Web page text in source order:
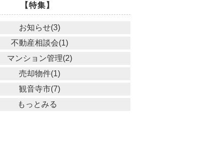
【特集】
お知らせ(3)
不動産相談会(1)
マンション管理(2)
売却物件(1)
観音寺市(7)
もっとみる